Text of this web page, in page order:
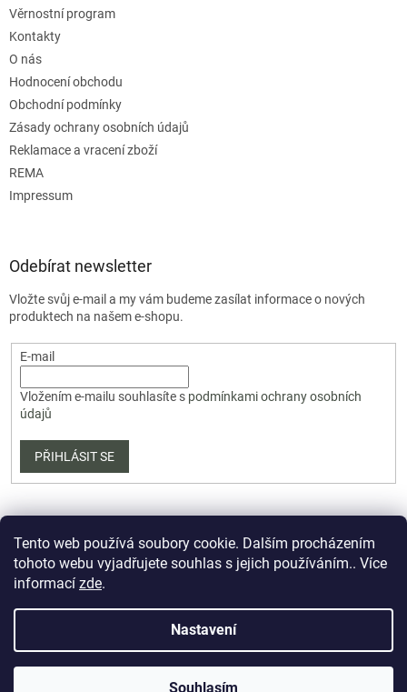
Tento web používá soubory cookie. Dalším procházením
tohoto webu vyjadřujete souhlas s jejich používáním.. Více
informací zde.
Nastavení
Souhlasím
Věrnostní program
Kontakty
O nás
Hodnocení obchodu
Obchodní podmínky
Zásady ochrany osobních údajů
Reklamace a vracení zboží
REMA
Impressum
Odebírat newsletter
Vložte svůj e-mail a my vám budeme zasílat informace o nových
produktech na našem e-shopu.
E-mail
Vložením e-mailu souhlasíte s podmínkami ochrany osobních
údajů
PŘIHLÁSIT SE
Upravit nastavení cookies